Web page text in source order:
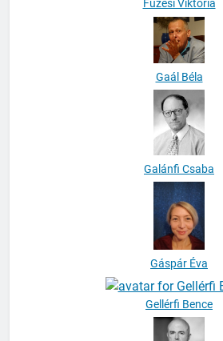
Füzesi Viktória
Gaál Béla
Galánfi Csaba
Gáspár Éva
Gellérfi Bence